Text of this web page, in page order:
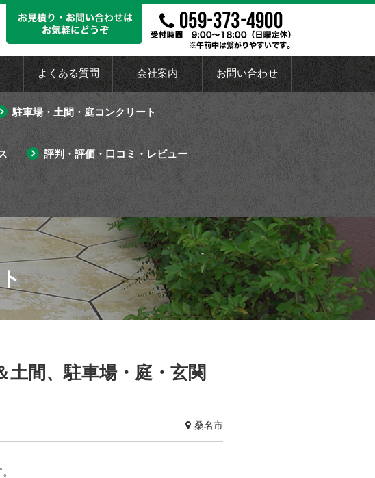
よくある質問 会社案内 お問い合わせ
駐車場・土間・庭コンクリート
評判・評価・口コミ・レビュー
間、駐車場・庭・玄関
桑名市